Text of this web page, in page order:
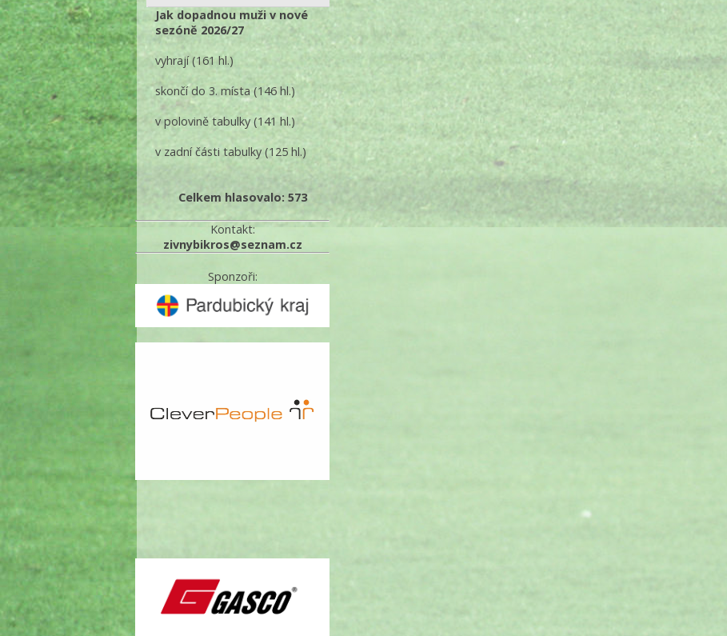
Jak dopadnou muži v nové
sezóně 2026/27
vyhrají(161 hl.)
skončí do 3. místa(146 hl.)
v polovině tabulky(141 hl.)
v zadní části tabulky (125 hl.)
Celkem hlasovalo: 573
Kontakt:
zivnybikros@seznam.cz
Sponzoři: